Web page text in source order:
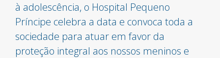
à adolescência, o Hospital Pequeno
Príncipe celebra a data e convoca toda a
sociedade para atuar em favor da
proteção integral aos nossos meninos e